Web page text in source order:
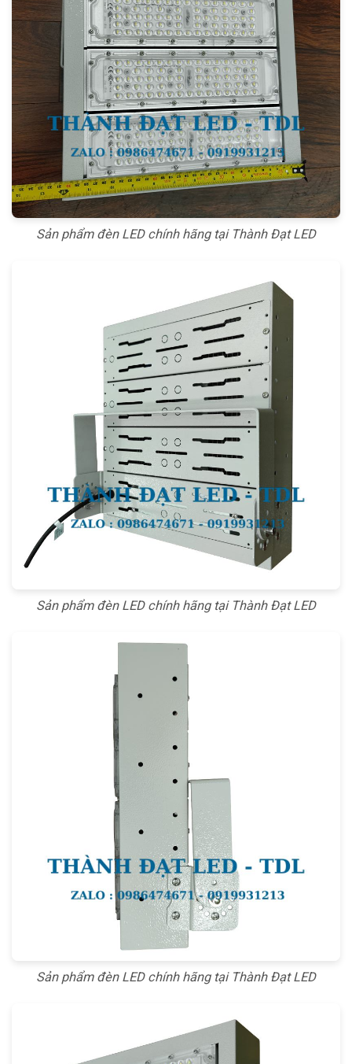
Sản phẩm đèn LED chính hãng tại Thành Đạt LED
Sản phẩm đèn LED chính hãng tại Thành Đạt LED
Sản phẩm đèn LED chính hãng tại Thành Đạt LED